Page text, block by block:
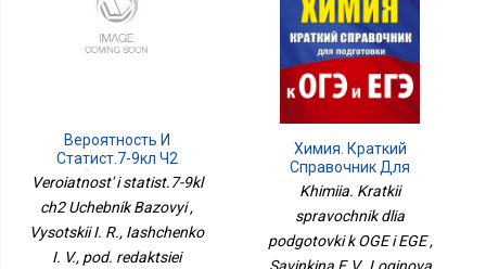
Вероятность И
Статист.7-9кл Ч2
Учебник Базовый
Veroiatnost' i statist.7-9kl
ch2 Uchebnik Bazovyi ,
Vysotskii I. R., Iashchenko
I. V., pod. redaktsiei
Химия. Краткий
Справочник Для
Подготовки К ОГЭ И ЕГЭ
Khimiia. Kratkii
spravochnik dlia
podgotovki k OGE i EGE ,
Savinkina E.V., Loginova